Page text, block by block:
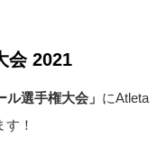
会 2021
ル選手権大会」 にAtleta
！